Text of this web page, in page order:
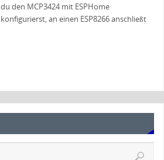
du den MCP3424 mit ESPHome
konfigurierst, an einen ESP8266 anschließt